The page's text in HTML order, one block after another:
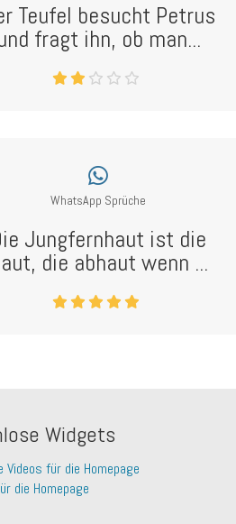
Teufel besucht Petrus
fragt ihn, ob man...
WhatsApp Sprüche
Jungfernhaut ist die
die abhaut wenn ...
Widgets
Videos für die Homepage
die Homepage